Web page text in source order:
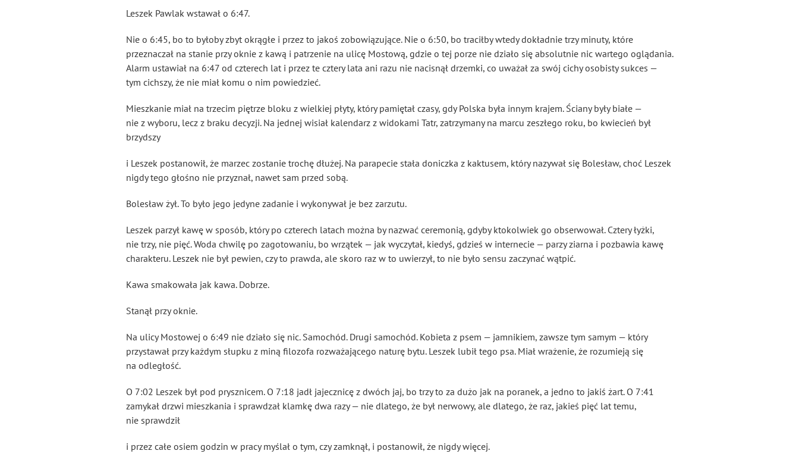
Leszek Pawlak wstawał o 6:47.
Nie o 6:45, bo to byłoby zbyt okrągłe i przez to jakoś zobowiązujące. Nie o 6:50, bo traciłby wtedy dokładnie trzy minuty, które
przeznaczał na stanie przy oknie z kawą i patrzenie na ulicę Mostową, gdzie o tej porze nie działo się absolutnie nic wartego oglądania.
Alarm ustawiał na 6:47 od czterech lat i przez te cztery lata ani razu nie nacisnął drzemki, co uważał za swój cichy osobisty sukces —
tym cichszy, że nie miał komu o nim powiedzieć.
Mieszkanie miał na trzecim piętrze bloku z wielkiej płyty, który pamiętał czasy, gdy Polska była innym krajem. Ściany były białe —
nie z wyboru, lecz z braku decyzji. Na jednej wisiał kalendarz z widokami Tatr, zatrzymany na marcu zeszłego roku, bo kwiecień był
brzydszy
i Leszek postanowił, że marzec zostanie trochę dłużej. Na parapecie stała doniczka z kaktusem, który nazywał się Bolesław, choć Leszek
nigdy tego głośno nie przyznał, nawet sam przed sobą.
Bolesław żył. To było jego jedyne zadanie i wykonywał je bez zarzutu.
Leszek parzył kawę w sposób, który po czterech latach można by nazwać ceremonią, gdyby ktokolwiek go obserwował. Cztery łyżki,
nie trzy, nie pięć. Woda chwilę po zagotowaniu, bo wrzątek — jak wyczytał, kiedyś, gdzieś w internecie — parzy ziarna i pozbawia kawę
charakteru. Leszek nie był pewien, czy to prawda, ale skoro raz w to uwierzył, to nie było sensu zaczynać wątpić.
Kawa smakowała jak kawa. Dobrze.
Stanął przy oknie.
Na ulicy Mostowej o 6:49 nie działo się nic. Samochód. Drugi samochód. Kobieta z psem — jamnikiem, zawsze tym samym — który
przystawał przy każdym słupku z miną filozofa rozważającego naturę bytu. Leszek lubił tego psa. Miał wrażenie, że rozumieją się
na odległość.
O 7:02 Leszek był pod prysznicem. O 7:18 jadł jajecznicę z dwóch jaj, bo trzy to za dużo jak na poranek, a jedno to jakiś żart. O 7:41
zamykał drzwi mieszkania i sprawdzał klamkę dwa razy — nie dlatego, że był nerwowy, ale dlatego, że raz, jakieś pięć lat temu,
nie sprawdził
i przez całe osiem godzin w pracy myślał o tym, czy zamknął, i postanowił, że nigdy więcej.